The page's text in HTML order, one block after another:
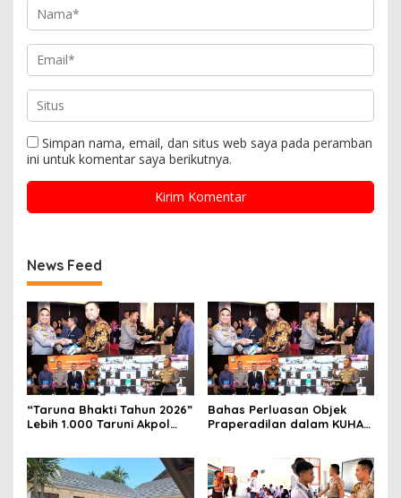
Simpan nama, email, dan situs web saya pada peramban
ini untuk komentar saya berikutnya.
News Feed
“Taruna Bhakti Tahun 2026”
Lebih 1.000 Taruni Akpol
Rakyat
Bahas Perluasan Objek
Praperadilan dalam KUHAP